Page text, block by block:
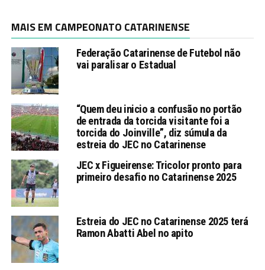
MAIS EM CAMPEONATO CATARINENSE
Federação Catarinense de Futebol não
vai paralisar o Estadual
“Quem deu inicio a confusão no portão
de entrada da torcida visitante foi a
torcida do Joinville”, diz súmula da
estreia do JEC no Catarinense
JEC x Figueirense: Tricolor pronto para
primeiro desafio no Catarinense 2025
Estreia do JEC no Catarinense 2025 terá
Ramon Abatti Abel no apito